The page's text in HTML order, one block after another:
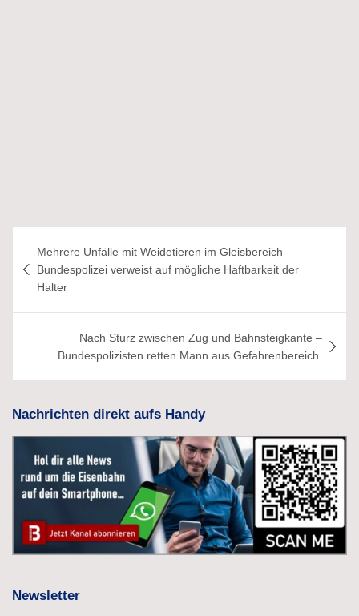
Mehrere Unfälle mit Weidetieren im Gleisbereich –
Bundespolizei verweist auf mögliche Haftbarkeit der
Halter
Nach Sturz zwischen Zug und Bahnsteigkante –
Bundespolizisten retten Mann aus Gefahrenbereich
Nachrichten direkt aufs Handy
Newsletter